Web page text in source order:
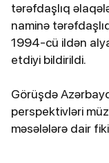
tərəfdaşlıq
naminə
1994-cü ildən
etdiyi bildirildi.
Görüşdə
perspektivləri
məsələlərə dair